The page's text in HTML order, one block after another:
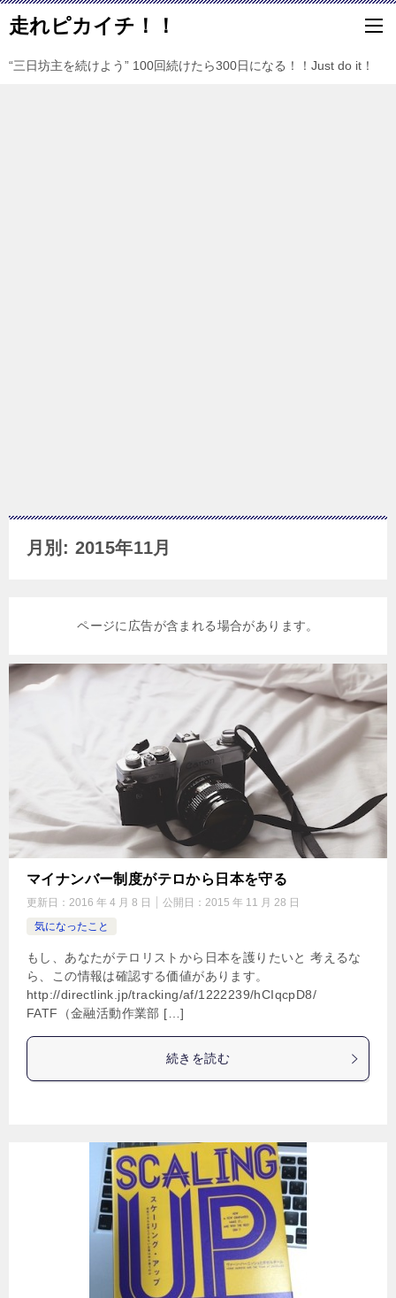
走れピカイチ！！
“三日坊主を続けよう” 100回続けたら300日になる！！Just do it！
月別: 2015年11月
ページに広告が含まれる場合があります。
マイナンバー制度がテロから日本を守る
更新日： 2016 年 4 月 8 日 公開日： 2015 年 11 月 28 日
気になったこと
もし、あなたがテロリストから日本を護りたいと 考えるな
ら、この情報は確認する価値があります。
http://directlink.jp/tracking/af/1222239/hCIqcpD8/
FATF（金融活動作業部 […]
続きを読む